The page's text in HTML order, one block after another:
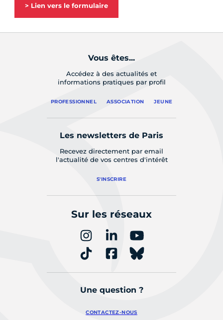
> Lien vers le formulaire
Vous êtes...
Accédez à des actualités et
informations pratiques par profil
PROFESSIONNEL ASSOCIATION JEUNE
Les newsletters de Paris
Recevez directement par email
l'actualité de vos centres d'intérêt
S'INSCRIRE
Sur les réseaux
Une question ?
CONTACTEZ-NOUS